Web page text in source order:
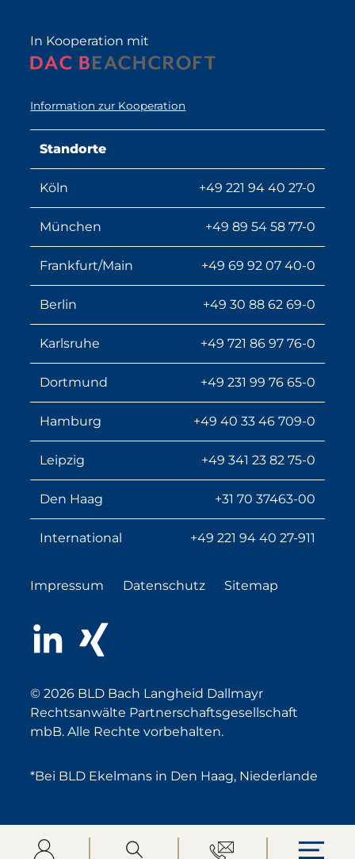
Suche öffnen
In Kooperation mit
Information zur Kooperation
Standorte
Köln +49 221 94 40 27-0
München +49 89 54 58 77-0
Frankfurt/Main +49 69 92 07 40-0
Berlin +49 30 88 62 69-0
Karlsruhe +49 721 86 97 76-0
Dortmund +49 231 99 76 65-0
Hamburg +49 40 33 46 709-0
Leipzig +49 341 23 82 75-0
Den Haag +31 70 37463-00
International +49 221 94 40 27-911
Impressum Datenschutz Sitemap
LinkedIn
© 2026 BLD Bach Langheid Dallmayr
Rechtsanwälte Partnerschaftsgesellschaft
mbB. Alle Rechte vorbehalten.
*Bei BLD Ekelmans in Den Haag, Niederlande